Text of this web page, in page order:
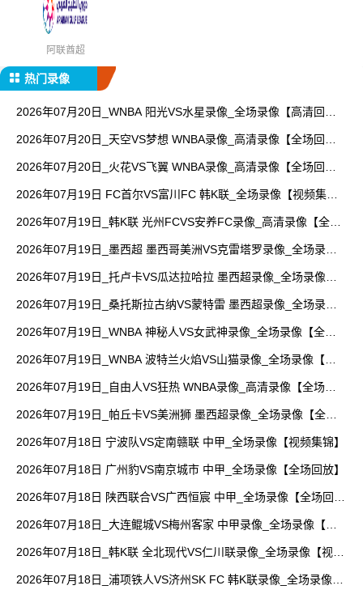
阿联酋超
热门录像
2026年07月20日_WNBA 阳光VS水星录像_全场录像【高清回
2026年07月20日_天空VS梦想 WNBA录像_高清录像【全场回
2026年07月20日_火花VS飞翼 WNBA录像_高清录像【全场回
2026年07月19日 FC首尔VS富川FC 韩K联_全场录像【视频集
2026年07月19日_韩K联 光州FCVS安养FC录像_高清录像【全场
2026年07月19日_墨西超 墨西哥美洲VS克雷塔罗录像_全场录像
2026年07月19日_托卢卡VS瓜达拉哈拉 墨西超录像_全场录像
2026年07月19日_桑托斯拉古纳VS蒙特雷 墨西超录像_全场录像
2026年07月19日_WNBA 神秘人VS女武神录像_全场录像【全场
2026年07月19日_WNBA 波特兰火焰VS山猫录像_全场录像【高
2026年07月19日_自由人VS狂热 WNBA录像_高清录像【全场回
2026年07月19日_帕丘卡VS美洲狮 墨西超录像_全场录像【全场
2026年07月18日 宁波队VS定南赣联 中甲_全场录像【视频集锦】
2026年07月18日 广州豹VS南京城市 中甲_全场录像【全场回放】
2026年07月18日 陕西联合VS广西恒宸 中甲_全场录像【全场回
2026年07月18日_大连鲲城VS梅州客家 中甲录像_全场录像【视
2026年07月18日_韩K联 全北现代VS仁川联录像_全场录像【视频
2026年07月18日_浦项铁人VS济州SK FC 韩K联录像_全场录像